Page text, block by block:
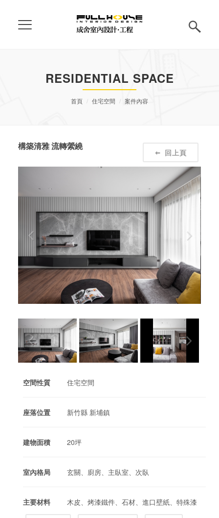
RESIDENTIAL SPACE
首頁 住宅空間 案件內容
構築清雅 流轉縈繞
回上頁
空間性質 住宅空間
座落位置 新竹縣 新埔鎮
建物面積 20坪
室內格局 玄關、廚房、主臥室、次臥
主要材料 木皮、烤漆鐵件、石材、進口壁紙、特殊漆